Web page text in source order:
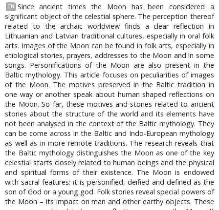
EN
Since ancient times the Moon has been considered a
significant object of the celestial sphere. The perception thereof
related to the archaic worldview finds a clear reflection in
Lithuanian and Latvian traditional cultures, especially in oral folk
arts. Images of the Moon can be found in folk arts, especially in
etiological stories, prayers, addresses to the Moon and in some
songs. Personifications of the Moon are also present in the
Baltic mythology. This article focuses on peculiarities of images
of the Moon. The motives preserved in the Baltic tradition in
one way or another speak about human shaped reflections on
the Moon. So far, these motives and stories related to ancient
stories about the structure of the world and its elements have
not been analysed in the context of the Baltic mythology. They
can be come across in the Baltic and Indo-European mythology
as well as in more remote traditions. The research reveals that
the Baltic mythology distinguishes the Moon as one of the key
celestial starts closely related to human beings and the physical
and spiritual forms of their existence. The Moon is endowed
with sacral features: it is personified, deified and defined as the
son of God or a young god. Folk stories reveal special powers of
the Moon – its impact on man and other earthy objects. These